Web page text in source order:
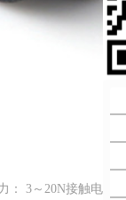
3～20N接触电阻